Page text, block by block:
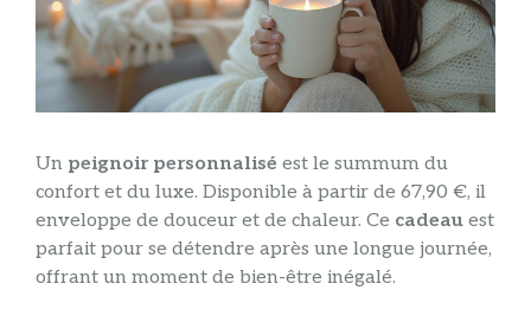
Un peignoir personnalisé est le summum du
confort et du luxe. Disponible à partir de 67,90 €, il
enveloppe de douceur et de chaleur. Ce cadeau est
parfait pour se détendre après une longue journée,
offrant un moment de bien-être inégalé.